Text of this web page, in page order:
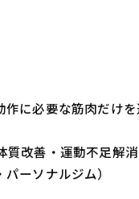
に必要な筋肉だけ
改善・運動不足解
ーソナルジム）